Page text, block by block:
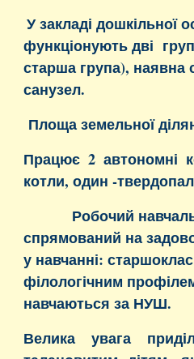
У закладі дошкільної
функціонують дві
старша група), наявна
санузел.
Площа земельної
Працює 2 автономні
котли, один -
Робочий
спрямований на
у навчанні:
філологічним
навчаються за НУШ.
Велика увага